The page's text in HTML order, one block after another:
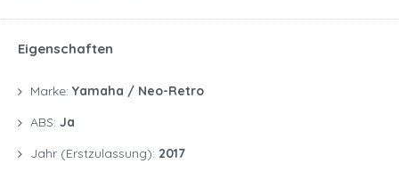
Eigenschaften
Marke: Yamaha / Neo-Retro
ABS: Ja
Jahr (Erstzulassung): 2017